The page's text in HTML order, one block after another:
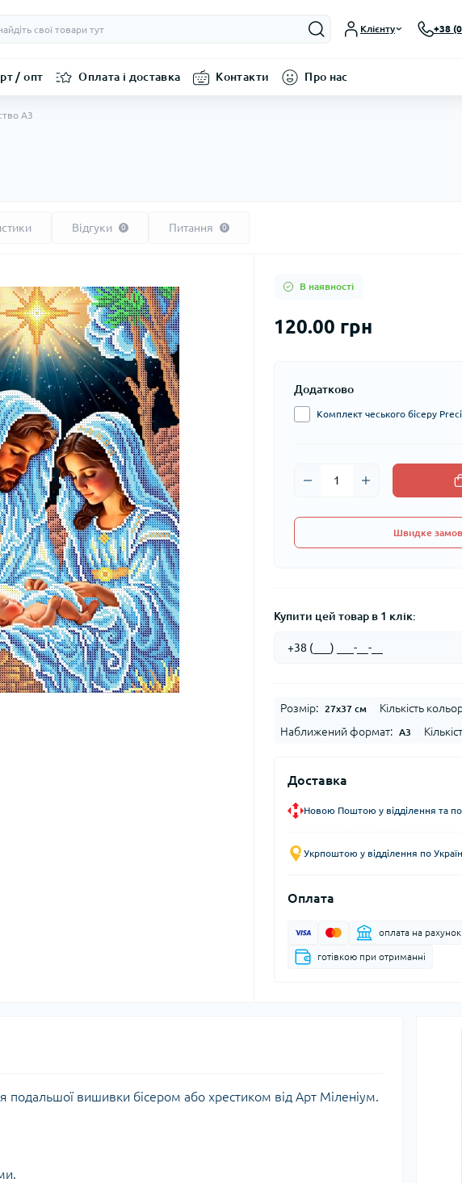
Клієнту +38
/ опт Оплата і доставка Контакти Про нас
А3
Відгуки 0 Питання 0
В наявності
120.00 грн
Додатково
Комплект чеського бісеру
Швидке
Купити цей товар в 1 клік:
Розмір: 27x37 см Кількість
Наближений формат: А3
Доставка
Новою Поштою у відділення та
Укрпоштою у відділення по
Оплата
оплата на
готівкою при отриманні
подальшої вишивки бісером або хрестиком від Арт Міленіум.